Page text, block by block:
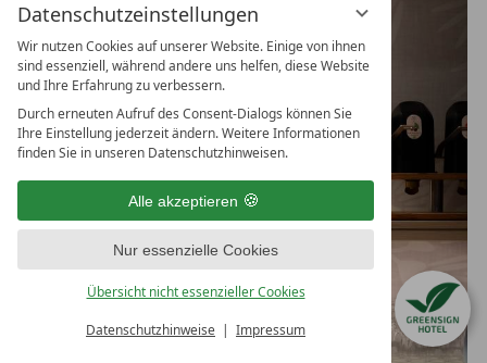
Datenschutzeinstellungen
Wir nutzen Cookies auf unserer Website. Einige von ihnen
sind essenziell, während andere uns helfen, diese Website
und Ihre Erfahrung zu verbessern.
Durch erneuten Aufruf des Consent-Dialogs können Sie
Ihre Einstellung jederzeit ändern. Weitere Informationen
finden Sie in unseren Datenschutzhinweisen.
Alle akzeptieren
Nur essenzielle Cookies
Übersicht nicht essenzieller Cookies
Datenschutzhinweise Impressum